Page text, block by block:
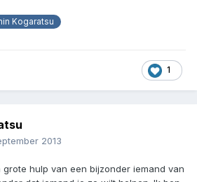
Kogaratsu
1
2013
hulp van een bijzonder iemand van